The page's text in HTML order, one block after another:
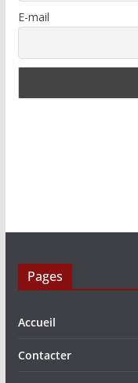
E-mail
Pages
Accueil
Contacter